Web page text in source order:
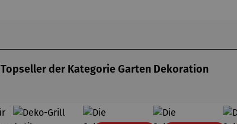
Topseller der Kategorie Garten Dekoration